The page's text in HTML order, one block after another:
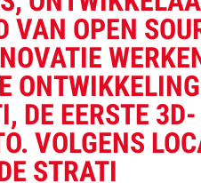
VAN OPEN
ONTWIKKELING
DE EERSTE 3D-
VOLGENS
STRATI